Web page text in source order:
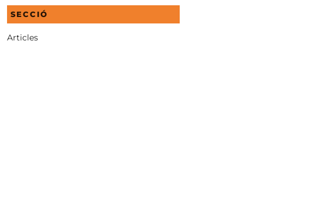
SECCIÓ
Articles